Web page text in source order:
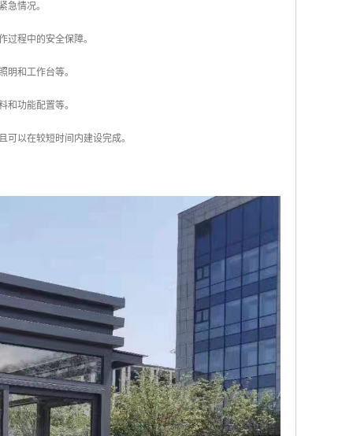
急情况。
程中的安全保障。
明和工作台等。
和功能配置等。
以在较短时间内建设完成。